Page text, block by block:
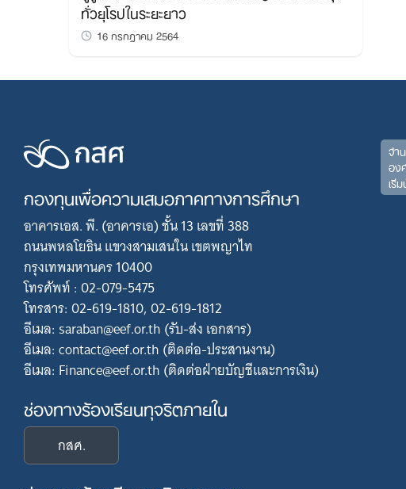
ทั่วยุโรปในระยะยาว
16 กรกฎาคม 2564
กองทุนเพื่อความเสมอภาคทางการศึกษา
อาคารเอส. พี. (อาคารเอ) ชั้น 13 เลขที่ 388
ถนนพหลโยธิน แขวงสามเสนใน เขตพญาไท
กรุงเทพมหานคร 10400
โทรศัพท์ : 02-079-5475
โทรสาร: 02-619-1810, 02-619-1812
อีเมล: saraban@eef.or.th (รับ-ส่ง เอกสาร)
อีเมล: contact@eef.or.th (ติดต่อ-ประสานงาน)
อีเมล: Finance@eef.or.th (ติดต่อฝ่ายบัญชีและการเงิน)
ช่องทางร้องเรียนทุจริตภายใน
กสศ.
จำ
อง
เริ่